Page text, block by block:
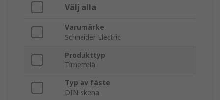
Välj alla
Varumärke
Schneider Electric
Produkttyp
Timerrelä
Typ av fäste
DIN-skena